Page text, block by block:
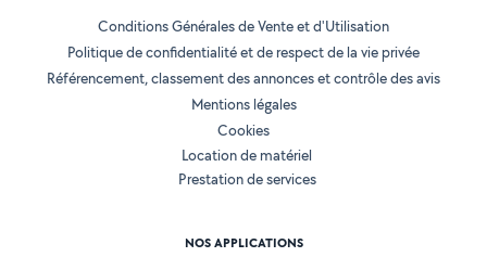
Conditions Générales de Vente et d'Utilisation
Politique de confidentialité et de respect de la vie privée
Référencement, classement des annonces et contrôle des avis
Mentions légales
Cookies
Location de matériel
Prestation de services
NOS APPLICATIONS